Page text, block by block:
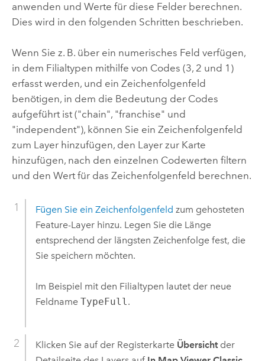
anwenden und Werte für diese Felder berechnen.
Dies wird in den folgenden Schritten beschrieben.
Wenn Sie z. B. über ein numerisches Feld verfügen,
in dem Filialtypen mithilfe von Codes (3, 2 und 1)
erfasst werden, und ein Zeichenfolgenfeld
benötigen, in dem die Bedeutung der Codes
aufgeführt ist ("chain", "franchise" und
"independent"), können Sie ein Zeichenfolgenfeld
zum Layer hinzufügen, den Layer zur Karte
hinzufügen, nach den einzelnen Codewerten filtern
und den Wert für das Zeichenfolgenfeld berechnen.
Fügen Sie ein Zeichenfolgenfeld zum gehosteten
Feature-Layer hinzu. Legen Sie die Länge
entsprechend der längsten Zeichenfolge fest, die
Sie speichern möchten.
Im Beispiel mit den Filialtypen lautet der neue
Feldname TypeFull.
Klicken Sie auf der Registerkarte Übersichtder